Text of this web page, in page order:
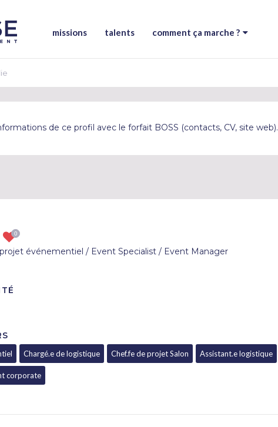
missions talents comment ça marche ?
de ce profil avec le forfait BOSS (contacts, CV, site web).
événementiel / Event Specialist / Event Manager
Chargé.e de logistique Chef.fe de projet Salon Assistant.e logistique
corporate